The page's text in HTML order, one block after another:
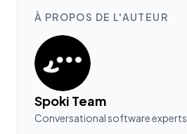
À PROPOS DE L'AUTEUR
Spoki Team
Conversational software experts